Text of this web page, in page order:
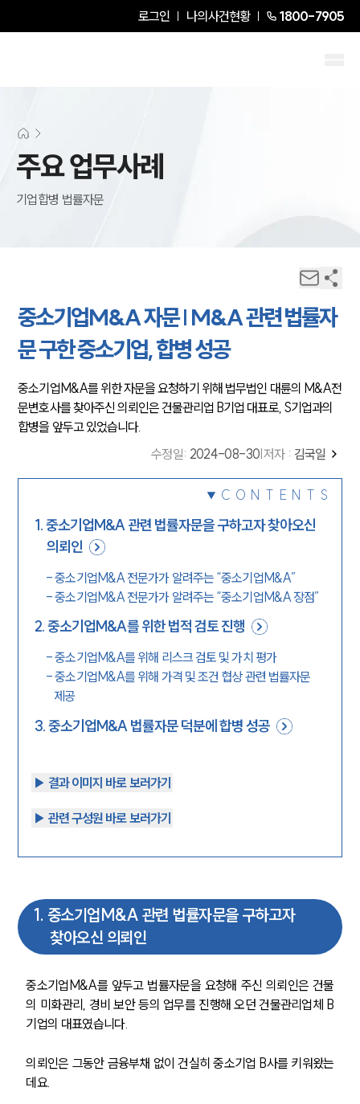
로그인 나의사건현황 1800-7905
주요 업무사례
기업합병 법률자문
중소기업M&A 자문 | M&A 관련 법률자
문 구한 중소기업, 합병 성공
중소기업M&A를 위한 자문을 요청하기 위해 법무법인 대륜의 M&A전
문변호사를 찾아주신 의뢰인은 건물관리업 B기업 대표로, S기업과의
합병을 앞두고 있었습니다.
수정일: 2024-08-30 저자 : 김국일
CONTENTS
1.중소기업M&A 관련 법률자문을 구하고자 찾아오신
의뢰인
-중소기업M&A 전문가가 알려주는 “중소기업M&A”
-중소기업M&A 전문가가 알려주는 “중소기업M&A 장점”
2.중소기업M&A를 위한 법적 검토 진행
-중소기업M&A를 위해 리스크 검토 및 가치 평가
-중소기업M&A를 위해 가격 및 조건 협상 관련 법률자문
제공
3.중소기업M&A 법률자문 덕분에 합병 성공
▶︎ 결과 이미지 바로 보러가기
▶︎ 관련 구성원 바로 보러가기
1 . 중소기업M&A 관련 법률자문을 구하고자
찾아오신 의뢰인
중소기업M&A를 앞두고 법률자문을 요청해 주신 의뢰인은 건물
의 미화관리, 경비 보안 등의 업무를 진행해 오던 건물관리업체 B
기업의 대표였습니다.
의뢰인은 그동안 금융부채 없이 건실히 중소기업 B사를 키워왔는
데요.